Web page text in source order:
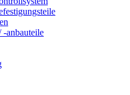
anbauteile